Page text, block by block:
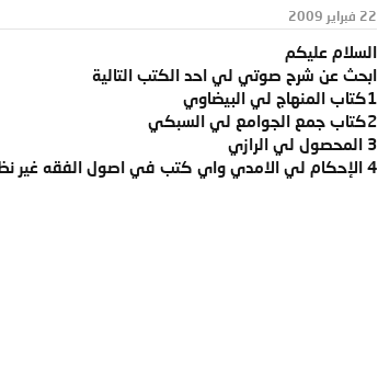
22 فبراير 2009
السلام عليكم
ابحث عن شرح صوتي لي احد الكتب التالية
1كتاب المنهاج لي البيضاوي
2كتاب جمع الجوامع لي السبكي
3 المحصول لي الرازي
4 الإحكام لي الامدي واي كتب في اصول الفقه غير نظم الورقات